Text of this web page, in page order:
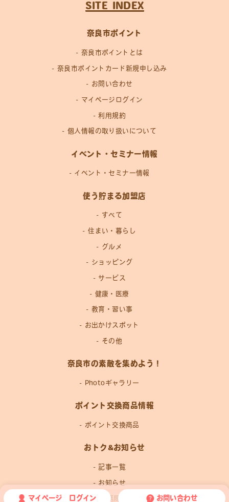
SITE INDEX
奈良市ポイント
奈良市ポイントとは
奈良市ポイントカード新規申し込み
お問い合わせ
マイページログイン
利用規約
個人情報の取り扱いについて
イベント・セミナー情報
イベント・セミナー情報
使う貯まる加盟店
すべて
住まい・暮らし
グルメ
ショッピング
サービス
健康・医療
教育・習い事
お出かけスポット
その他
奈良市の素敵を集めよう！
Photoギャラリー
ポイント交換商品情報
ポイント交換商品
おトク&お知らせ
記事一覧
お知らせ
運営事務局news
マイページ ログイン お問い合わせ